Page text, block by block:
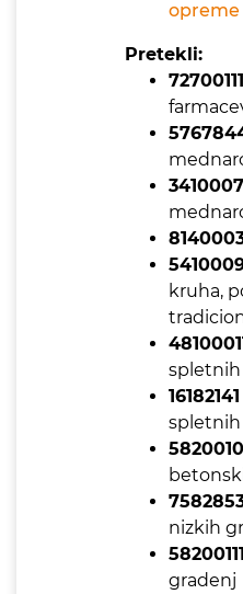
Pretekli:
72700111
kruha,
spletnih
16182141
spletnih
nizkih
58200111
gradenj